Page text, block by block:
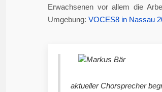
Erwachsenen vor allem die
Umgebung: VOCES8 in Nassau
aktueller Chorsprecher